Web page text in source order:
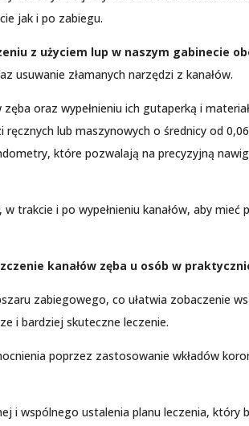
jak i po zabiegu.
z użyciem lup w naszym gabinecie
usuwanie złamanych narzędzi z kanałów.
oraz wypełnieniu ich gutaperką i
lub maszynowych o średnicy od
które pozwalają na precyzyjną
i po wypełnieniu kanałów, aby mieć
kanałów zęba u osób w
zabiegowego, co ułatwia zobaczenie
i bardziej skuteczne leczenie.
poprzez zastosowanie wkładów
i wspólnego ustalenia planu leczenia, który